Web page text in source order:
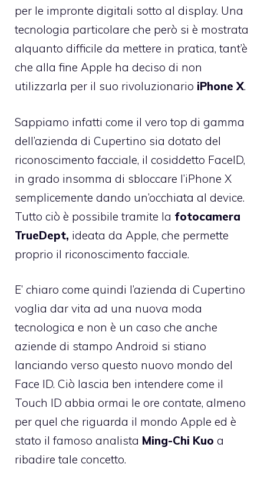
per le impronte digitali sotto al display. Una
tecnologia particolare che però si è mostrata
alquanto difficile da mettere in pratica, tant’è
che alla fine Apple ha deciso di non
utilizzarla per il suo rivoluzionario iPhone X.
Sappiamo infatti come il vero top di gamma
dell’azienda di Cupertino sia dotato del
riconoscimento facciale, il cosiddetto FaceID,
in grado insomma di sbloccare l’iPhone X
semplicemente dando un’occhiata al device.
Tutto ciò è possibile tramite la fotocamera
TrueDept, ideata da Apple, che permette
proprio il riconoscimento facciale.
E’ chiaro come quindi l’azienda di Cupertino
voglia dar vita ad una nuova moda
tecnologica e non è un caso che anche
aziende di stampo Android si stiano
lanciando verso questo nuovo mondo del
Face ID. Ciò lascia ben intendere come il
Touch ID abbia ormai le ore contate, almeno
per quel che riguarda il mondo Apple ed è
stato il famoso analista Ming-Chi Kuo a
ribadire tale concetto.